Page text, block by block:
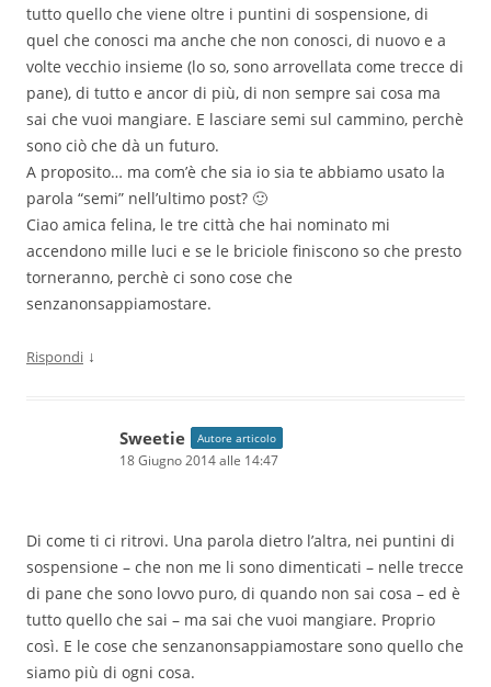
tutto quello che viene oltre i puntini di sospensione, di
quel che conosci ma anche che non conosci, di nuovo e a
volte vecchio insieme (lo so, sono arrovellata come trecce di
pane), di tutto e ancor di più, di non sempre sai cosa ma
sai che vuoi mangiare. E lasciare semi sul cammino, perchè
sono ciò che dà un futuro.
A proposito… ma com’è che sia io sia te abbiamo usato la
parola “semi” nell’ultimo post? 🙂
Ciao amica felina, le tre città che hai nominato mi
accendono mille luci e se le briciole finiscono so che presto
torneranno, perchè ci sono cose che
senzanonsappiamostare.
Rispondi ↓
Sweetie Autore articolo
18 Giugno 2014 alle 14:47
Di come ti ci ritrovi. Una parola dietro l’altra, nei puntini di
sospensione – che non me li sono dimenticati – nelle trecce
di pane che sono lovvo puro, di quando non sai cosa – ed è
tutto quello che sai – ma sai che vuoi mangiare. Proprio
così. E le cose che senzanonsappiamostare sono quello che
siamo più di ogni cosa.